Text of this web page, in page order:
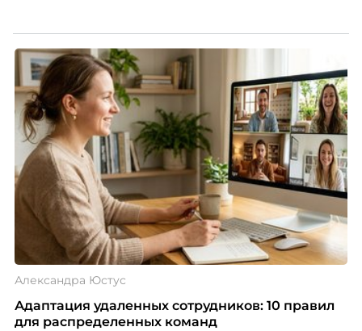
Александра Юстус
Адаптация удаленных сотрудников: 10 правил
для распределенных команд